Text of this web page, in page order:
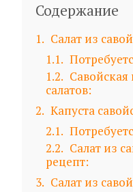
Содержание
1
Салат из
1.1
1.2
Савойская
салатов:
2
Капуста
2.1
2.2
Салат из
рецепт:
3
Салат из